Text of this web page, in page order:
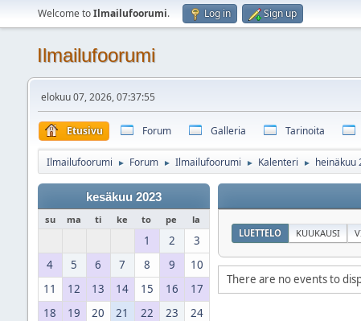
Welcome toIlmailufoorumi. Log in Sign up
Ilmailufoorumi
elokuu 07, 2026, 07:37:55
Etusivu Forum Galleria Tarinoita
Ilmailufoorumi ► Forum ► Ilmailufoorumi ► Kalenteri ► heinäkuu
kesäkuu 2023
su ma ti ke to pe la
1 2
3
4
5 6 7 8 9
10
11
12 13 14 15 16
17
18
19 20 21 22 23
24
LUETTELO KUUKAUSI
There are no events to